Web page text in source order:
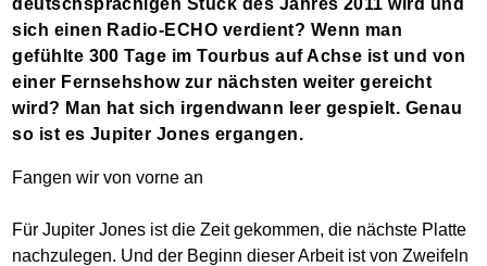
sich einen Radio-ECHO verdient? Wenn man
gefühlte 300 Tage im Tourbus auf Achse ist und von
einer Fernsehshow zur nächsten weiter gereicht
wird? Man hat sich irgendwann leer gespielt. Genau
so ist es Jupiter Jones ergangen.
Fangen wir von vorne an
Für Jupiter Jones ist die Zeit gekommen, die nächste Platte
nachzulegen. Und der Beginn dieser Arbeit ist von Zweifeln